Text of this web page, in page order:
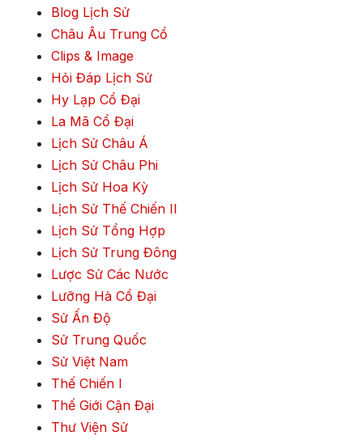
Blog Lịch Sử
Châu Âu Trung Cổ
Clips & Image
Hỏi Đáp Lịch Sử
Hy Lạp Cổ Đại
La Mã Cổ Đại
Lịch Sử Châu Á
Lịch Sử Châu Phi
Lịch Sử Hoa Kỳ
Lịch Sử Thế Chiến II
Lịch Sử Tổng Hợp
Lịch Sử Trung Đông
Lược Sử Các Nước
Lưỡng Hà Cổ Đại
Sử Ấn Độ
Sử Trung Quốc
Sử Việt Nam
Thế Chiến I
Thế Giới Cận Đại
Thư Viện Sử